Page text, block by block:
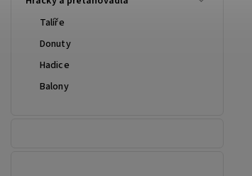
Talíře
Donuty
Hadice
Balony